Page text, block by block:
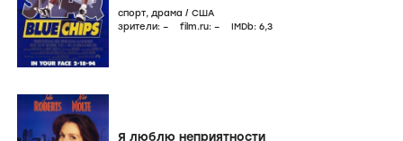
спорт, драма / США
зрители: – film.ru: – IMDb: 6,3
Я люблю неприятности